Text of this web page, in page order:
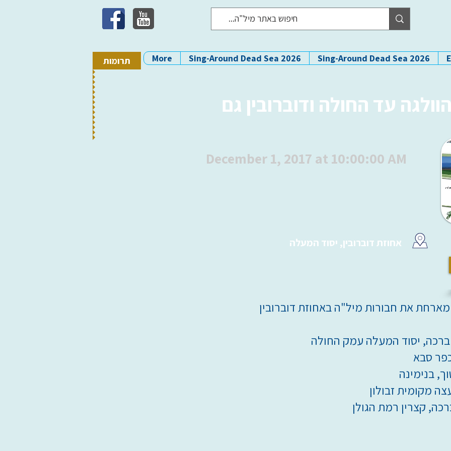
תרומות Sing-Around Dead Sea 2026
Sing-Around Dead Sea 2026
More
עד החולה ודוברובין גם
December 1, 2017 at 10:00:00 AM
אחוזת דוברובין, יסוד המעלה
מארחת את חבורות מיל"ה באחוזת דוברובין
יסוד המעלה עמק החולה
סבא
בנימינה
מקומית זבולון
קצרין רמת הגולן